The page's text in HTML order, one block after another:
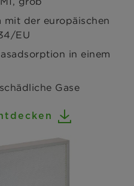
der europäischen
EU
in einem
Gase